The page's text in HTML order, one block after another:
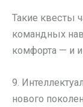
Такие квесты
командных
комфорта — и
9.
нового